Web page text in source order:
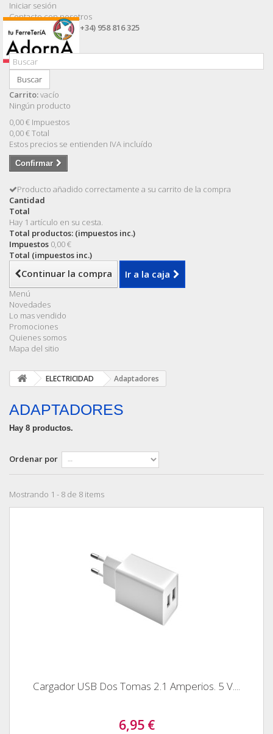
Iniciar sesión
Contacte con nosotros
Llámanos ahora: (+34) 958 816 325
Buscar
Carrito:vacío
Ningún producto
0,00 € Impuestos
0,00 €Total
Estos precios se entienden IVA incluído
Confirmar
Producto añadido correctamente a su carrito de la compra
Cantidad
Total
Hay 1 artículo en su cesta.
Total productos: (impuestos inc.)
Impuestos 0,00 €
Total (impuestos inc.)
Continuar la compra Ir a la caja
Menú
Novedades
Lo mas vendido
Promociones
Quienes somos
Mapa del sitio
ELECTRICIDAD Adaptadores
ADAPTADORES
Hay 8 productos.
Ordenar por
Mostrando 1 - 8 de 8 items
Cargador USB Dos Tomas 2.1 Amperios. 5 V....
6,95 €